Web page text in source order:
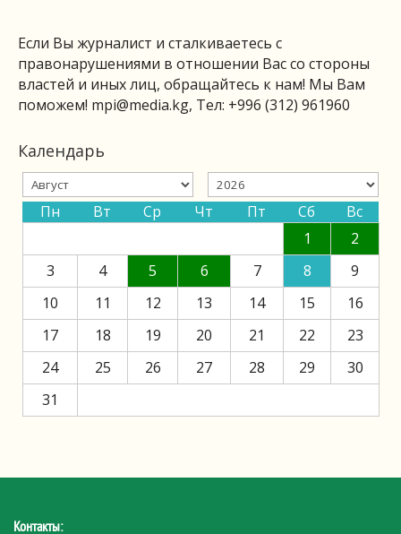
Если Вы журналист и сталкиваетесь с
правонарушениями в отношении Вас со стороны
властей и иных лиц, обращайтесь к нам! Мы Вам
поможем! mpi@media.kg, Тел: +996 (312) 961960
Календарь
Пн Вт Ср Чт Пт Сб
Вс
1
2
3
4 5 6 7 8
9
10
11 12 13 14 15
16
17
18 19 20 21 22
23
24
25 26 27 28 29
30
31
Контакты: